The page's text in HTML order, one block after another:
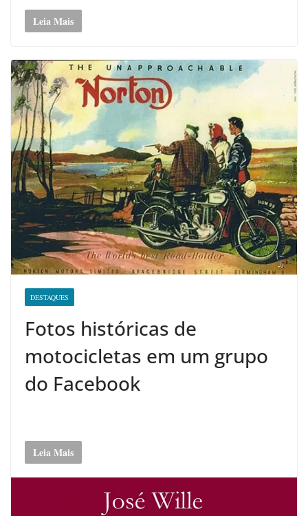
Leia Mais
DESTAQUES
Fotos históricas de
motocicletas em um grupo
do Facebook
Leia Mais